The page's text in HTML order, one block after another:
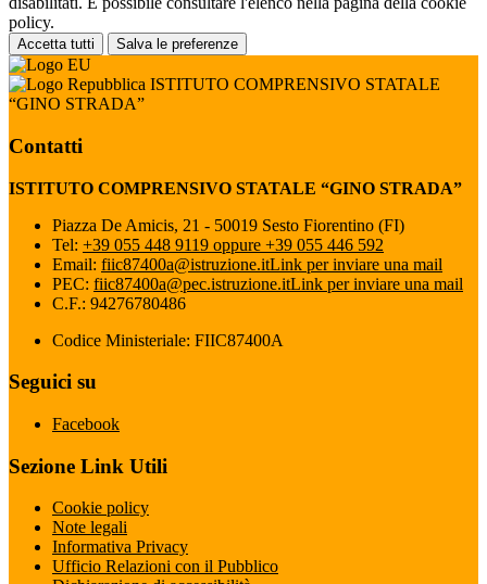
policy.
Accetta tutti Salva le preferenze
ISTITUTO COMPRENSIVO STATALE
“GINO STRADA”
Contatti
ISTITUTO COMPRENSIVO STATALE “GINO STRADA”
Piazza De Amicis, 21 - 50019 Sesto Fiorentino (FI)
Tel: +39 055 448 9119 oppure +39 055 446 592
Email: fiic87400a@istruzione.itLink per inviare una mail
PEC: fiic87400a@pec.istruzione.itLink per inviare una mail
C.F.: 94276780486
Codice Ministeriale: FIIC87400A
Seguici su
Facebook
Sezione Link Utili
Cookie policy
Note legali
Informativa Privacy
Ufficio Relazioni con il Pubblico